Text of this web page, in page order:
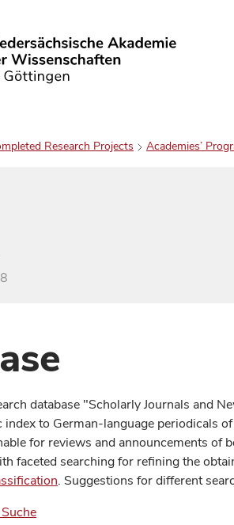
Research Projects Academies’
database "Scholarly Journals and
index to German-language periodicals
for reviews and announcements
faceted searching for refining the
. Suggestions for different